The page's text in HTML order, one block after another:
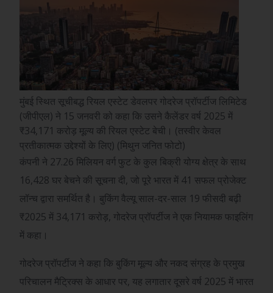
मुंबई स्थित सूचीबद्ध रियल एस्टेट डेवलपर गोदरेज प्रॉपर्टीज लिमिटेड
(जीपीएल) ने 15 जनवरी को कहा कि उसने कैलेंडर वर्ष 2025 में
₹34,171 करोड़ मूल्य की रियल एस्टेट बेची। (तस्वीर केवल
प्रतीकात्मक उद्देश्यों के लिए) (मिथुन जनित फोटो)
कंपनी ने 27.26 मिलियन वर्ग फुट के कुल बिक्री योग्य क्षेत्र के साथ
16,428 घर बेचने की सूचना दी, जो पूरे भारत में 41 सफल प्रोजेक्ट
लॉन्च द्वारा समर्थित है। बुकिंग वैल्यू साल-दर-साल 19 फीसदी बढ़ी
₹2025 में 34,171 करोड़, गोदरेज प्रॉपर्टीज ने एक नियामक फाइलिंग
में कहा।
गोदरेज प्रॉपर्टीज ने कहा कि बुकिंग मूल्य और नकद संग्रह के प्रमुख
परिचालन मैट्रिक्स के आधार पर, यह लगातार दूसरे वर्ष 2025 में भारत